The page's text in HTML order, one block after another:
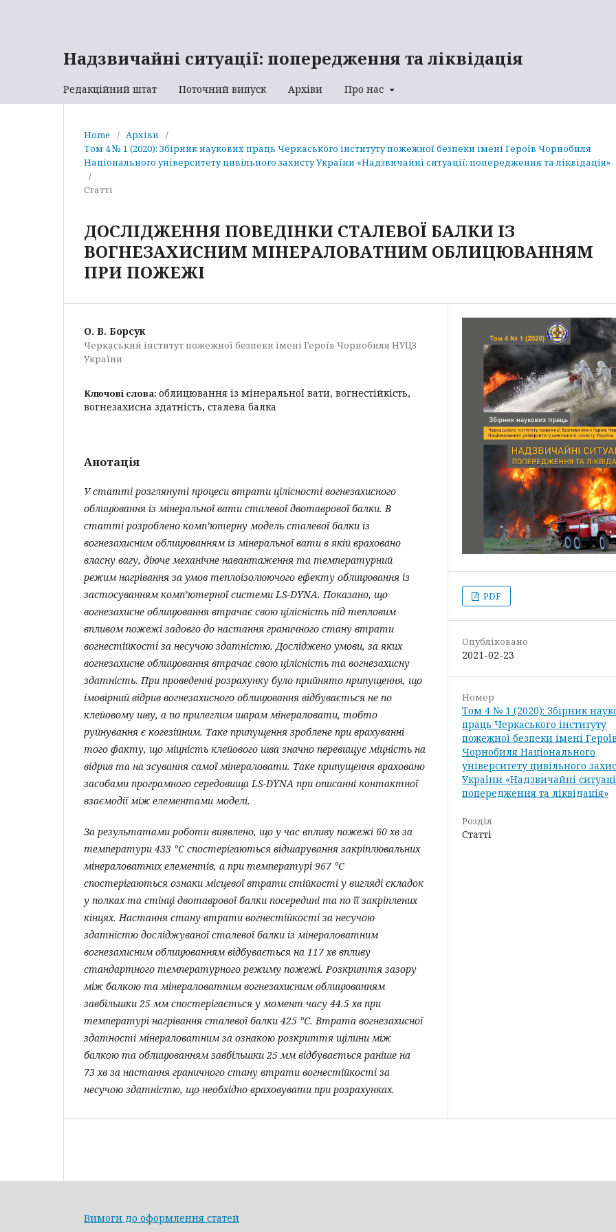
Надзвичайні ситуації: попередження та ліквідація
Редакційний штат Поточний випуск Архіви Про нас
Home / Архіви
/
Том 4 № 1 (2020): Збірник наукових праць Черкаського інституту пожежної безпеки імені Героїв Чорнобиля
Національного університету цивільного захисту України «Надзвичайні ситуації: попередження та ліквідація»
/
Статті
ДОСЛІДЖЕННЯ ПОВЕДІНКИ СТАЛЕВОЇ БАЛКИ ІЗ
ВОГНЕЗАХИСНИМ МІНЕРАЛОВАТНИМ ОБЛИЦЮВАННЯМ
ПРИ ПОЖЕЖІ
О. В. Борсук
Черкаський інститут пожежної безпеки імені Героїв Чорнобиля НУЦЗ
України
Ключові слова: облицювання із мінеральної вати, вогнестійкість,
вогнезахисна здатність, сталева балка
Анотація
У статті розглянуті процеси втрати цілісності вогнезахисного
облицювання із мінеральної вати сталевої двотаврової балки. В
статті розроблено комп’ютерну модель сталевої балки із
вогнезахисним облицюванням із мінеральної вати в якій враховано
власну вагу, діюче механічне навантаження та температурний
режим нагрівання за умов теплоізолюючого ефекту облицювання із
застосуванням комп’ютерної системи LS-DYNA. Показано, що
вогнезахисне облицювання втрачає свою цілісність під тепловим
впливом пожежі задовго до настання граничного стану втрати
вогнестійкості за несучою здатністю. Досліджено умови, за яких
вогнезахисне облицювання втрачає свою цілісність та вогнезахисну
здатність. При проведенні розрахунку було прийнято припущення, що
імовірний відрив вогнезахисного облицювання відбувається не по
клейовому шву, а по прилеглим шарам мінераловати, тобто
руйнування є когезійним. Таке припущення зроблене при врахуванні
того факту, що міцність клейового шва значно перевищує міцність на
відрив та на зсування самої мінераловати. Таке припущення враховано
засобами програмного середовища LS-DYNA при описанні контактної
взаємодії між елементами моделі.
За результатами роботи виявлено, що у час впливу пожежі 60 хв за
температури 433 °С спостерігаються відшарування закріплювальних
мінераловатних елементів, а при температурі 967 °С
спостерігаються ознаки місцевої втрати стійкості у вигляді складок
у полках та стінці двотаврової балки посередині та по її закріплених
кінцях. Настання стану втрати вогнестійкості за несучою
здатністю досліджуваної сталевої балки із мінераловатним
вогнезахисним облицюванням відбувається на 117 хв впливу
стандартного температурного режиму пожежі. Розкриття зазору
між балкою та мінераловатним вогнезахисним облицюванням
завбільшки 25 мм спостерігається у момент часу 44.5 хв при
температурі нагрівання сталевої балки 425 °С. Втрата вогнезахисної
здатності мінераловатним за ознакою розкриття щілини між
балкою та облицюванням завбільшки 25 мм відбувається раніше на
73 хв за настання граничного стану втрати вогнестійкості за
несучою здатністю, що необхідно враховувати при розрахунках.
PDF
Опубліковано
2021-02-23
Номер
Том 4 № 1 (2020): Збірник
праць Черкаського інституту
пожежної безпеки імені Героїв
Чорнобиля Національного
університету цивільного
України «Надзвичайні
попередження та ліквідація»
Розділ
Статті
Вимоги до оформлення статей